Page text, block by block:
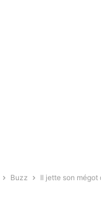
Buzz
Il jette son